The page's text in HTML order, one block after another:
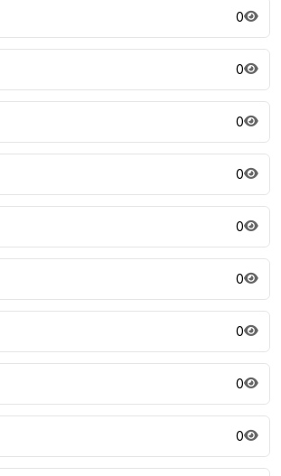
0
0
0
0
0
0
0
0
0